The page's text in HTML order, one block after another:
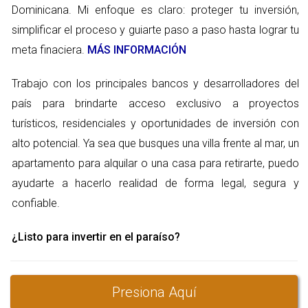
inversión sólida. Un título limpio significa que no tendrás
problemas con propietarios anteriores o reclamaciones
sobre la propiedad. Además, estar al tanto de cualquier
vendedor, puede evitarte sorpresas desagradables después
de haber realizado la compra.
ESTUDIO DE CASO 1: EL TÍTULO
LIMPIO
Tomemos el caso de Laura, quien decidió comprar un
su abogado llevó a cabo una exhaustiva revisión del título de
gravamen relacionado con un préstamo anterior del
propietario actual. Gracias a esta verificación, Laura pudo
Dominicana. Mi enfoque es claro: proteger tu inversión,
simplificar el proceso y guiarte paso a paso hasta lograr tu
meta finaciera. MÁS INFORMACIÓN
Trabajo con los principales bancos y desarrolladores del
país para brindarte acceso exclusivo a proyectos
turísticos, residenciales y oportunidades de inversión con
alto potencial. Ya sea que busques una villa frente al mar, un
apartamento para alquilar o una casa para retirarte, puedo
ayudarte a hacerlo realidad de forma legal, segura y
confiable.
¿Listo para invertir en el paraíso?
Presiona Aquí